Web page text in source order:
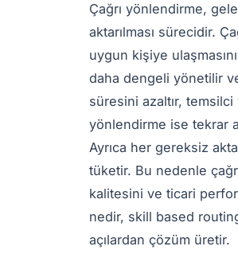
Çağrı yönlendirme,
aktarılması sürecidir.
uygun kişiye
daha dengeli yönetilir
süresini azaltır,
yönlendirme ise tekrar
Ayrıca her gereksiz
tüketir. Bu nedenle
kalitesini ve ticari
nedir, skill based
açılardan çözüm üretir.